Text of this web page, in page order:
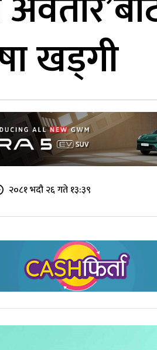
खड्गी
२०८१ भदौ २६ गते १३:३९